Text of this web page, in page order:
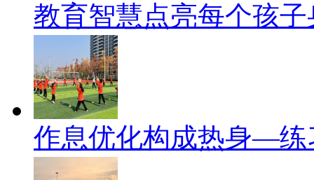
教育智慧点亮每个孩子
作息优化构成热身—练